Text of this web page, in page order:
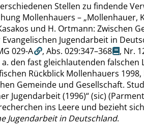
Stellen zu findende
Mollenhauers – „Mollenhauer,
und H. Ortmann: Zwischen
Jugendarbeit in
029-A
, Abs. 029:347–368
, Nr.
den fast gleichlautenden falschen
Rückblick Mollenhauers 1998,
Gemeinde und Gesellschaft.
Jugendarbeit (1996)“(sic) (
ins Leere und bezieht
Jugendarbeit in Deutschland.